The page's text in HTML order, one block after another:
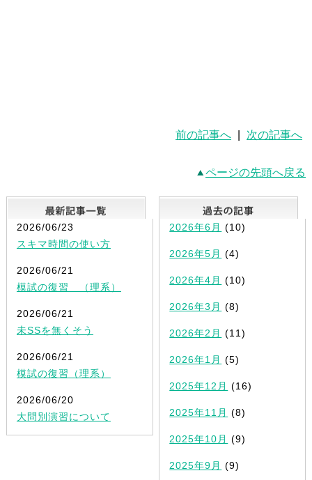
前の記事へ 次の記事へ
ページの先頭へ戻る
最新記事一覧
2026/06/23
スキマ時間の使い方
2026/06/21
模試の復習 （理系）
2026/06/21
未SSを無くそう
2026/06/21
模試の復習（理系）
2026/06/20
大問別演習について
2026年6月 (10)
2026年5月 (4)
2026年4月 (10)
2026年3月 (8)
2026年2月 (11)
2026年1月 (5)
2025年12月 (16)
2025年11月 (8)
2025年10月 (9)
2025年9月 (9)